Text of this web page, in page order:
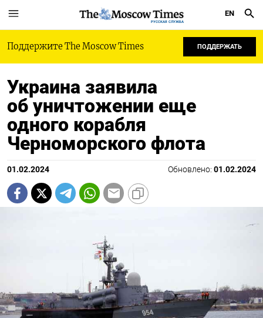
РУССКАЯ СЛУЖБА
EN
Поддержите The Moscow Times ПОДДЕРЖАТЬ
Украина заявила
об уничтожении еще
одного корабля
Черноморского флота
01.02.2024 Обновлено: 01.02.2024